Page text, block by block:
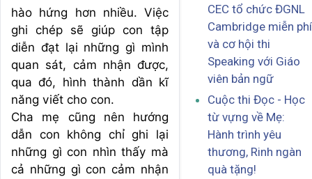
hào hứng hơn nhiều. Việc
ghi chép sẽ giúp con tập
diễn đạt lại những gì mình
quan sát, cảm nhận được,
qua đó, hình thành dần kĩ
năng viết cho con.
Cha mẹ cũng nên hướng
dẫn con không chỉ ghi lại
những gì con nhìn thấy mà
cả những gì con cảm nhận
CEC tổ chức ĐGNL
Cambridge miễn phí
và cơ hội thi
Speaking với Giáo
viên bản ngữ
Cuộc thi Đọc - Học
từ vựng về Mẹ:
Hành trình yêu
thương, Rinh ngàn
quà tặng!